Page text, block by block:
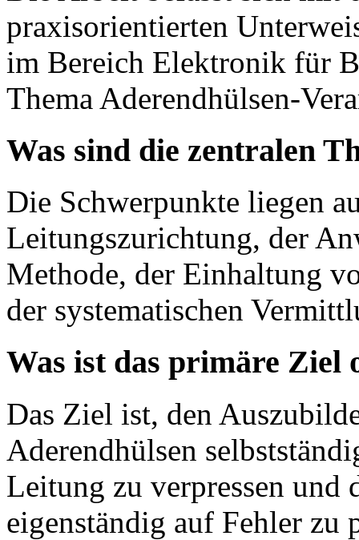
praxisorientierten
im Bereich Elektronik für
Thema Aderendhülsen-
Was sind die zentralen
Die Schwerpunkte liegen
Leitungszurichtung, der
Methode, der Einhaltung
der systematischen
Was ist das primäre Ziel
Das Ziel ist, den
Aderendhülsen
Leitung zu verpressen und
eigenständig auf Fehler zu